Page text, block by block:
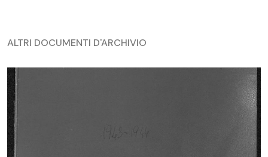
ALTRI DOCUMENTI D'ARCHIVIO